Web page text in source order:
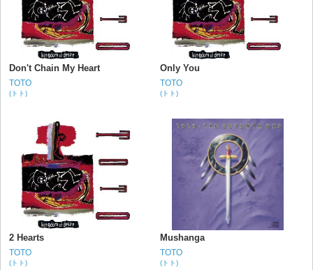
Don't Chain My Heart
TOTO
(トト)
Only You
TOTO
(トト)
2 Hearts
TOTO
(トト)
Mushanga
TOTO
(トト)